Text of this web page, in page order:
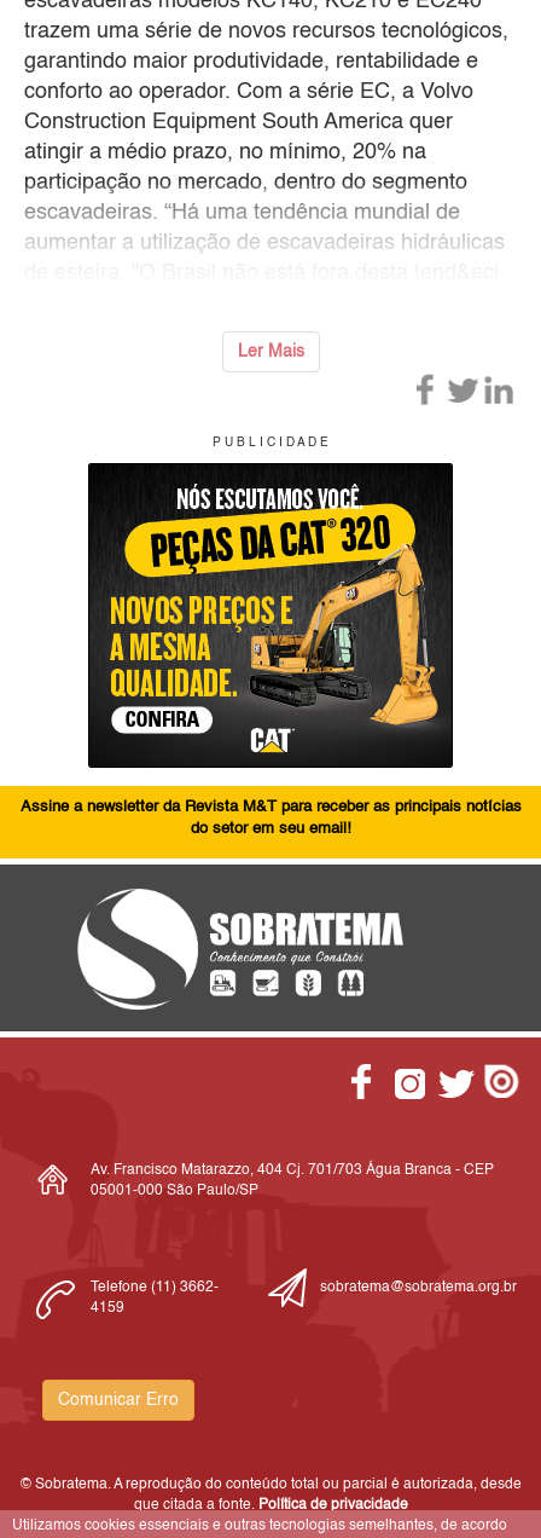
trazem uma série de novos recursos tecnológicos,
garantindo maior produtividade, rentabilidade e
conforto ao operador. Com a série EC, a Volvo
Construction Equipment South America quer
atingir a médio prazo, no mínimo, 20% na
participação no mercado, dentro do segmento
escavadeiras. “Há uma tendência mundial de
aumentar a utilização de escavadeiras hidráulicas
Ler Mais
P U B L I C I D A D E
Assine a newsletter da Revista M&T para receber as principais notícias
do setor em seu email!
Av. Francisco Matarazzo, 404 Cj. 701/703 Água Branca - CEP
05001-000 São Paulo/SP
Telefone (11) 3662-
4159
sobratema@sobratema.org.br
Comunicar Erro
© Sobratema. A reprodução do conteúdo total ou parcial é autorizada, desde
que citada a fonte. Política de privacidade
Utilizamos cookies essenciais e outras tecnologias semelhantes, de acordo